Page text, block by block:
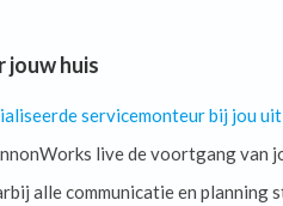
jouw huis
servicemonteur bij jou uit
live de voortgang van
alle communicatie en planning